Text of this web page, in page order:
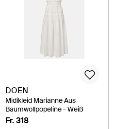
DOEN
Midikleid Marianne Aus
Baumwollpopeline - Weiß
Fr. 318